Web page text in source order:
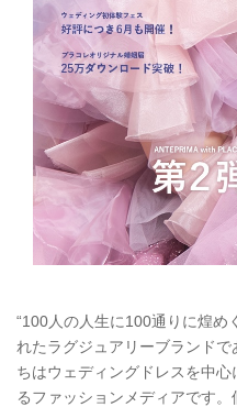
“100人の人生に100通りに煌め
れたラグジュアリーブランド
ちはウェディングドレスを中
るファッションメディアです